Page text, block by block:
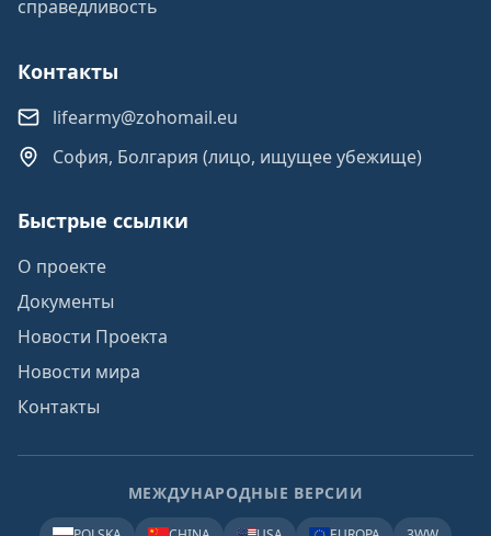
справедливость
Контакты
lifearmy@zohomail.eu
София, Болгария (лицо, ищущее убежище)
Быстрые ссылки
О проекте
Документы
Новости Проекта
Новости мира
Контакты
МЕЖДУНАРОДНЫЕ ВЕРСИИ